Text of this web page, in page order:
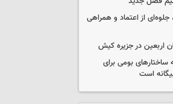
جلوه‌ای از اعتماد و همراهی
اربعین در جزیره کیش
ساختارهای بومی برای
است